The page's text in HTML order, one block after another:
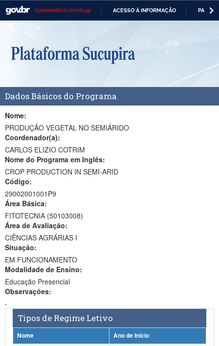
CORONAVÍRUS (COVID-19) ACESSO À INFORMAÇÃO
Casa Civil
Ministério da Defesa
Ministério da Economia
Ministério da Infraestrutura
Ministério da Agricultura, Pecuária e Abastecimento
Ministério da Educação
Ministério da Cidadania
Ministério da Saúde
Ministério da Ciência, Tecnologia, Inovações e Comunicações
Ministério do Meio Ambiente
Ministério do Turismo
Ministério do Desenvolvimento Regional
Controladoria-Geral da União
Ministério da Mulher, da Família e dos Direitos Humanos
Dados Básicos do Programa
Nome:
PRODUÇÃO VEGETAL NO SEMIÁRIDO
Coordenador(a):
CARLOS ELIZIO COTRIM
Nome do Programa em Inglês:
CROP PRODUCTION IN SEMI-ARID
Código:
29002001001P9
Área Básica:
FITOTECNIA (50103008)
Área de Avaliação:
CIÊNCIAS AGRÁRIAS I
Situação:
EM FUNCIONAMENTO
Modalidade de Ensino:
Educação Presencial
Observações:
-
Tipos de Regime Letivo
Nome
Ano de Início